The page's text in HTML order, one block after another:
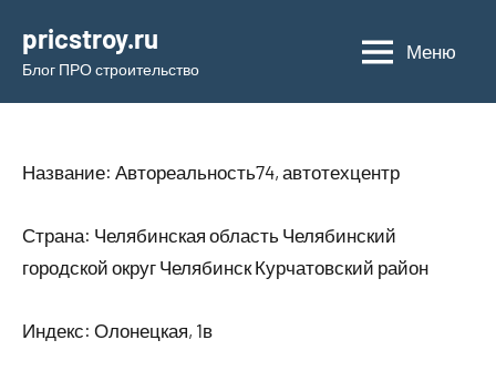
содержимому
pricstroy.ru
Блог ПРО строительство
Меню
Название: Автореальность74, автотехцентр
Страна: Челябинская область Челябинский
городской округ Челябинск Курчатовский район
Индекс: Олонецкая, 1в